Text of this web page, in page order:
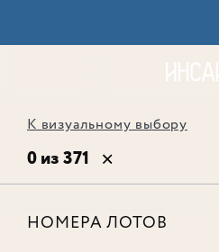
К визуальному выбору
0 из 371
НОМЕРА ЛОТОВ